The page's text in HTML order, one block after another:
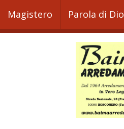
Magistero Parola di Dio